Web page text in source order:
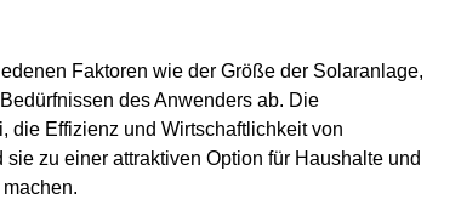
Faktoren wie der Größe der Solaranlage,
des Anwenders ab. Die
die Effizienz und Wirtschaftlichkeit von
zu einer attraktiven Option für Haushalte und